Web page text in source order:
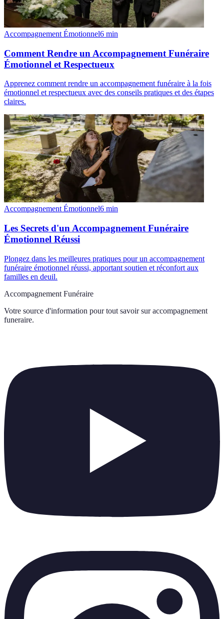
Accompagnement Émotionnel6 min
Comment Rendre un Accompagnement Funéraire
Émotionnel et Respectueux
Apprenez comment rendre un accompagnement funéraire à la fois
émotionnel et respectueux avec des conseils pratiques et des étapes
claires.
Accompagnement Émotionnel6 min
Les Secrets d'un Accompagnement Funéraire
Émotionnel Réussi
Plongez dans les meilleures pratiques pour un accompagnement
funéraire émotionnel réussi, apportant soutien et réconfort aux
familles en deuil.
Accompagnement Funéraire
Votre source d'information pour tout savoir sur accompagnement
funeraire.